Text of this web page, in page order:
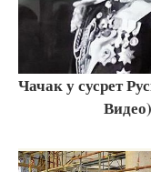
Чачак у сусрет
Видео)